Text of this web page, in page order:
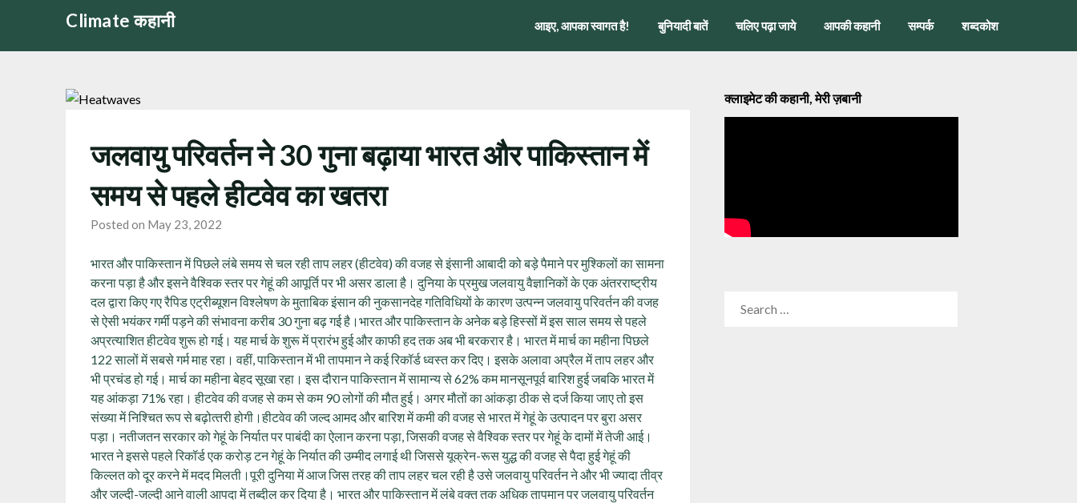
content
Climate कहानी आइए, आपका स्वागत है! बुनियादी बातें चलिए पढ़ा जाये आपकी कहानी सम्पर्क शब्दकोश
जलवायु परिवर्तन ने 30 गुना बढ़ाया भारत और पाकिस्‍तान में
समय से पहले हीटवेव का खतरा
Posted on May 23, 2022
भारत और पाकिस्तान में पिछले लंबे समय से चल रही ताप लहर (हीटवेव) की वजह से इंसानी आबादी को बड़े पैमाने पर मुश्किलों का सामना
करना पड़ा है और इसने वैश्विक स्तर पर गेहूं की आपूर्ति पर भी असर डाला है। दुनिया के प्रमुख जलवायु वैज्ञानिकों के एक अंतरराष्ट्रीय
दल द्वारा किए गए रैपिड एट्रीब्यूशन विश्लेषण के मुताबिक इंसान की नुकसानदेह गतिविधियों के कारण उत्पन्न जलवायु परिवर्तन की वजह
से ऐसी भयंकर गर्मी पड़ने की संभावना करीब 30 गुना बढ़ गई है।भारत और पाकिस्तान के अनेक बड़े हिस्सों में इस साल समय से पहले
अप्रत्याशित हीटवेव शुरू हो गई। यह मार्च के शुरू में प्रारंभ हुई और काफी हद तक अब भी बरकरार है। भारत में मार्च का महीना पिछले
122 सालों में सबसे गर्म माह रहा। वहीं, पाकिस्तान में भी तापमान ने कई रिकॉर्ड ध्वस्त कर दिए। इसके अलावा अप्रैल में ताप लहर और
भी प्रचंड हो गई। मार्च का महीना बेहद सूखा रहा। इस दौरान पाकिस्तान में सामान्य से 62% कम मानसूनपूर्व बारिश हुई जबकि भारत में
यह आंकड़ा 71% रहा। हीटवेव की वजह से कम से कम 90 लोगों की मौत हुई। अगर मौतों का आंकड़ा ठीक से दर्ज किया जाए तो इस
संख्या में निश्चित रूप से बढ़ोत्‍तरी होगी।हीटवेव की जल्द आमद और बारिश में कमी की वजह से भारत में गेहूं के उत्पादन पर बुरा असर
पड़ा। नतीजतन सरकार को गेहूं के निर्यात पर पाबंदी का ऐलान करना पड़ा, जिसकी वजह से वैश्विक स्तर पर गेहूं के दामों में तेजी आई।
भारत ने इससे पहले रिकॉर्ड एक करोड़ टन गेहूं के निर्यात की उम्मीद लगाई थी जिससे यूक्रेन-रूस युद्ध की वजह से पैदा हुई गेहूं की
किल्लत को दूर करने में मदद मिलती।पूरी दुनिया में आज जिस तरह की ताप लहर चल रही है उसे जलवायु परिवर्तन ने और भी ज्यादा तीव्र
और जल्दी-जल्दी आने वाली आपदा में तब्दील कर दिया है। भारत और पाकिस्तान में लंबे वक्त तक अधिक तापमान पर जलवायु परिवर्तन
क्लाइमेट की कहानी, मेरी ज़बानी